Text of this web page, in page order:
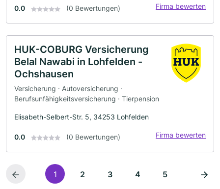
0.0 (0 Bewertungen) Firma bewerten
HUK-COBURG Versicherung
Belal Nawabi in Lohfelden -
Ochshausen
Versicherung · Autoversicherung ·
Berufsunfähigkeitsversicherung · Tierpension
Elisabeth-Selbert-Str. 5, 34253 Lohfelden
0.0 (0 Bewertungen) Firma bewerten
1 2 3 4 5